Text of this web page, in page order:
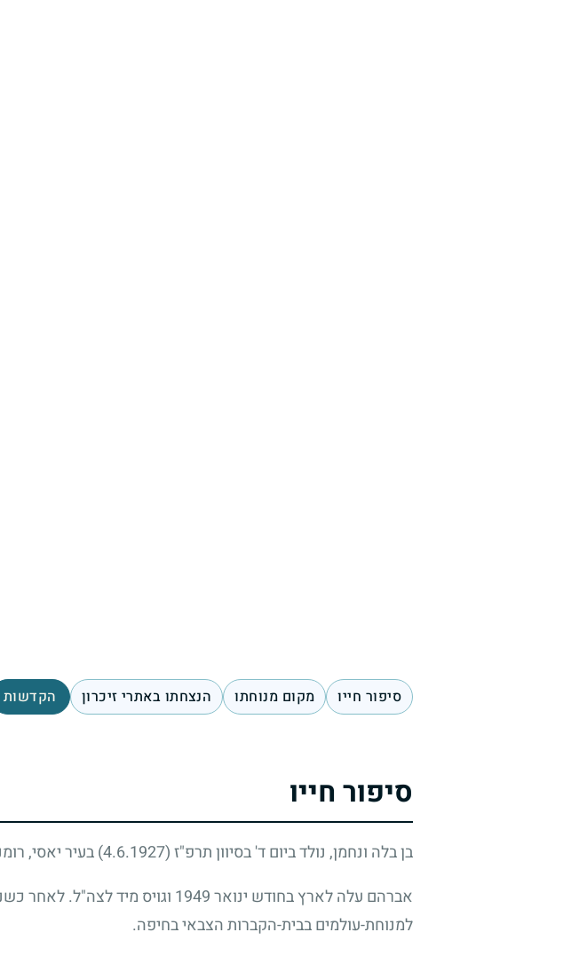
סיפור חייו מקום מנוחתו הנצחתו באתרי זיכרון הקדשות
סיפור חייו
בן בלה ונחמן, נולד ביום ד' בסיוון תרפ"ז(4.6.1927)
בעיר יאסי,
אברהם עלה לארץ בחודש ינואר1949 וגויס מיד לצה"ל. לאחר
למנוחת-עולמים בבית-הקברות הצבאי בחיפה.